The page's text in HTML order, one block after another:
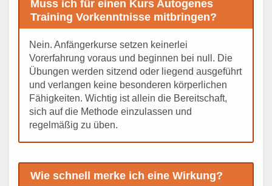
Muss ich für einen Kurs Autogenes
Training Vorkenntnisse mitbringen?
Nein. Anfängerkurse setzen keinerlei
Vorerfahrung voraus und beginnen bei null. Die
Übungen werden sitzend oder liegend ausgeführt
und verlangen keine besonderen körperlichen
Fähigkeiten. Wichtig ist allein die Bereitschaft,
sich auf die Methode einzulassen und
regelmäßig zu üben.
Wie schnell merke ich eine Wirkung?